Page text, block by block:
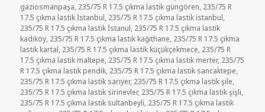
gaziosmanpaşa, 235/75 R 17.5 çıkma lastik güngören, 235/75 R
17.5 çıkma lastik İstanbul, 235/75 R 17.5 çıkma lastik istanbul,
235/75 R 17.5 çıkma lastik İstanul, 235/75 R 17.5 çıkma lastik
kadıköy, 235/75 R 17.5 çıkma lastik kağıthane, 235/75 R 17.5 çıkma
lastik kartal, 235/75 R 17.5 çıkma lastik küçükçekmece, 235/75 R
17.5 çıkma lastik maltepe, 235/75 R 17.5 çıkma lastik merter, 235/75
R 17.5 çıkma lastik pendik, 235/75 R 17.5 çıkma lastik sancaktepe,
235/75 R 17.5 çıkma lastik sarıyer, 235/75 R 17.5 çıkma lastik şile,
235/75 R 17.5 çıkma lastik sirinevler, 235/75 R 17.5 çıkma lastik şişli,
235/75 R 17.5 çıkma lastik sultanbeyli, 235/75 R 17.5 çıkma lastik